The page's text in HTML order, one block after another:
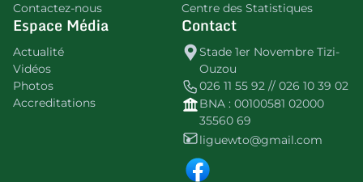
Contactez-nous
Centre des Statistiques
Espace Média
Actualité
Vidéos
Photos
Accreditations
Contact
Stade 1er Novembre Tizi-
Ouzou
026 11 55 92 // 026 10 39 02
BNA : 00100581 02000
35560 69
liguewto@gmail.com